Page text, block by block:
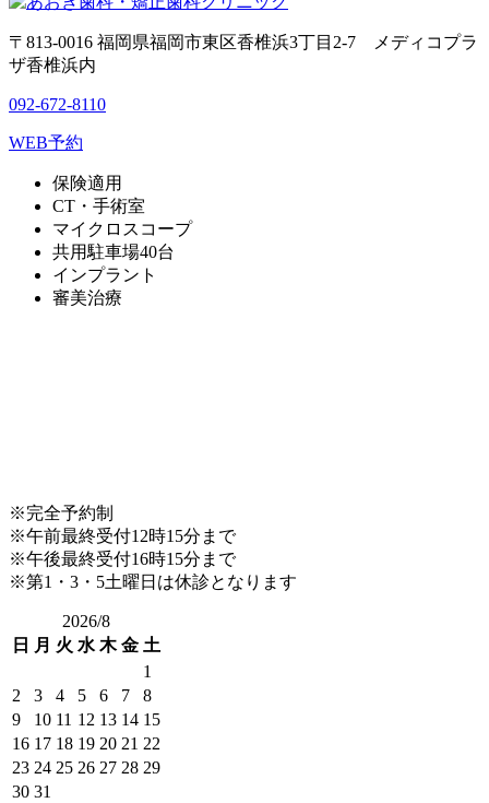
〒813-0016 福岡県福岡市東区香椎浜3丁目2-7 メディコプラ
ザ香椎浜内
092-672-8110
WEB予約
保険適用
CT・手術室
マイクロスコープ
共用駐車場40台
インプラント
審美治療
※完全予約制
※午前最終受付12時15分まで
※午後最終受付16時15分まで
※第1・3・5土曜日は休診となります
2026/8
日 月 火 水 木 金 土
1
2
3 4 5 6 7
8
9
10 11 12 13 14 15
16 17 18 19 20 21 22
23 24 25 26 27 28 29
30 31